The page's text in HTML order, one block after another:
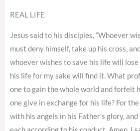
REAL LIFE
Jesus said to his disciples, “Whoever
must deny himself, take up his cross,
whoever wishes to save his life will
his life for my sake will find it. What
one to gain the whole world and forfeit
one give in exchange for his life? For
with his angels in his Father’s glory,